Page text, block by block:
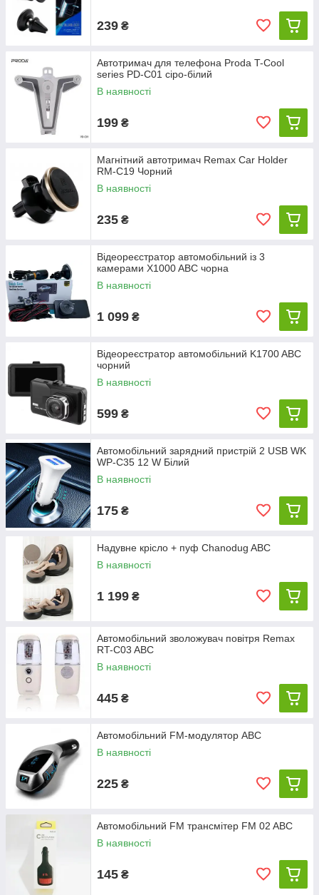
239 ₴
Автотримач для телефона Proda T-Cool
series PD-C01 сіро-білий
В наявності
199 ₴
Магнітний автотримач Remax Car Holder
RM-C19 Чорний
В наявності
235 ₴
Відеореєстратор автомобільний із 3
камерами X1000 ABC чорна
В наявності
1 099 ₴
Відеореєстратор автомобільний K1700 ABC
чорний
В наявності
599 ₴
Автомобільний зарядний пристрій 2 USB WK
WP-C35 12 W Білий
В наявності
175 ₴
Надувне крісло + пуф Chanodug ABC
В наявності
1 199 ₴
Автомобільний зволожувач повітря Remax
RT-C03 ABC
В наявності
445 ₴
Автомобільний FM-модулятор ABC
В наявності
225 ₴
Автомобільний FM трансмітер FM 02 ABC
В наявності
145 ₴